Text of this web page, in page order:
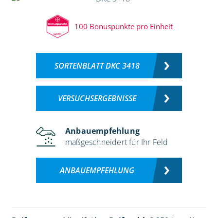
100 Bonuspunkte pro Einheit
SORTENBLATT DKC 3418
VERSUCHSERGEBNISSE
Anbauempfehlung
maßgeschneidert für Ihr Feld
ANBAUEMPFEHLUNG